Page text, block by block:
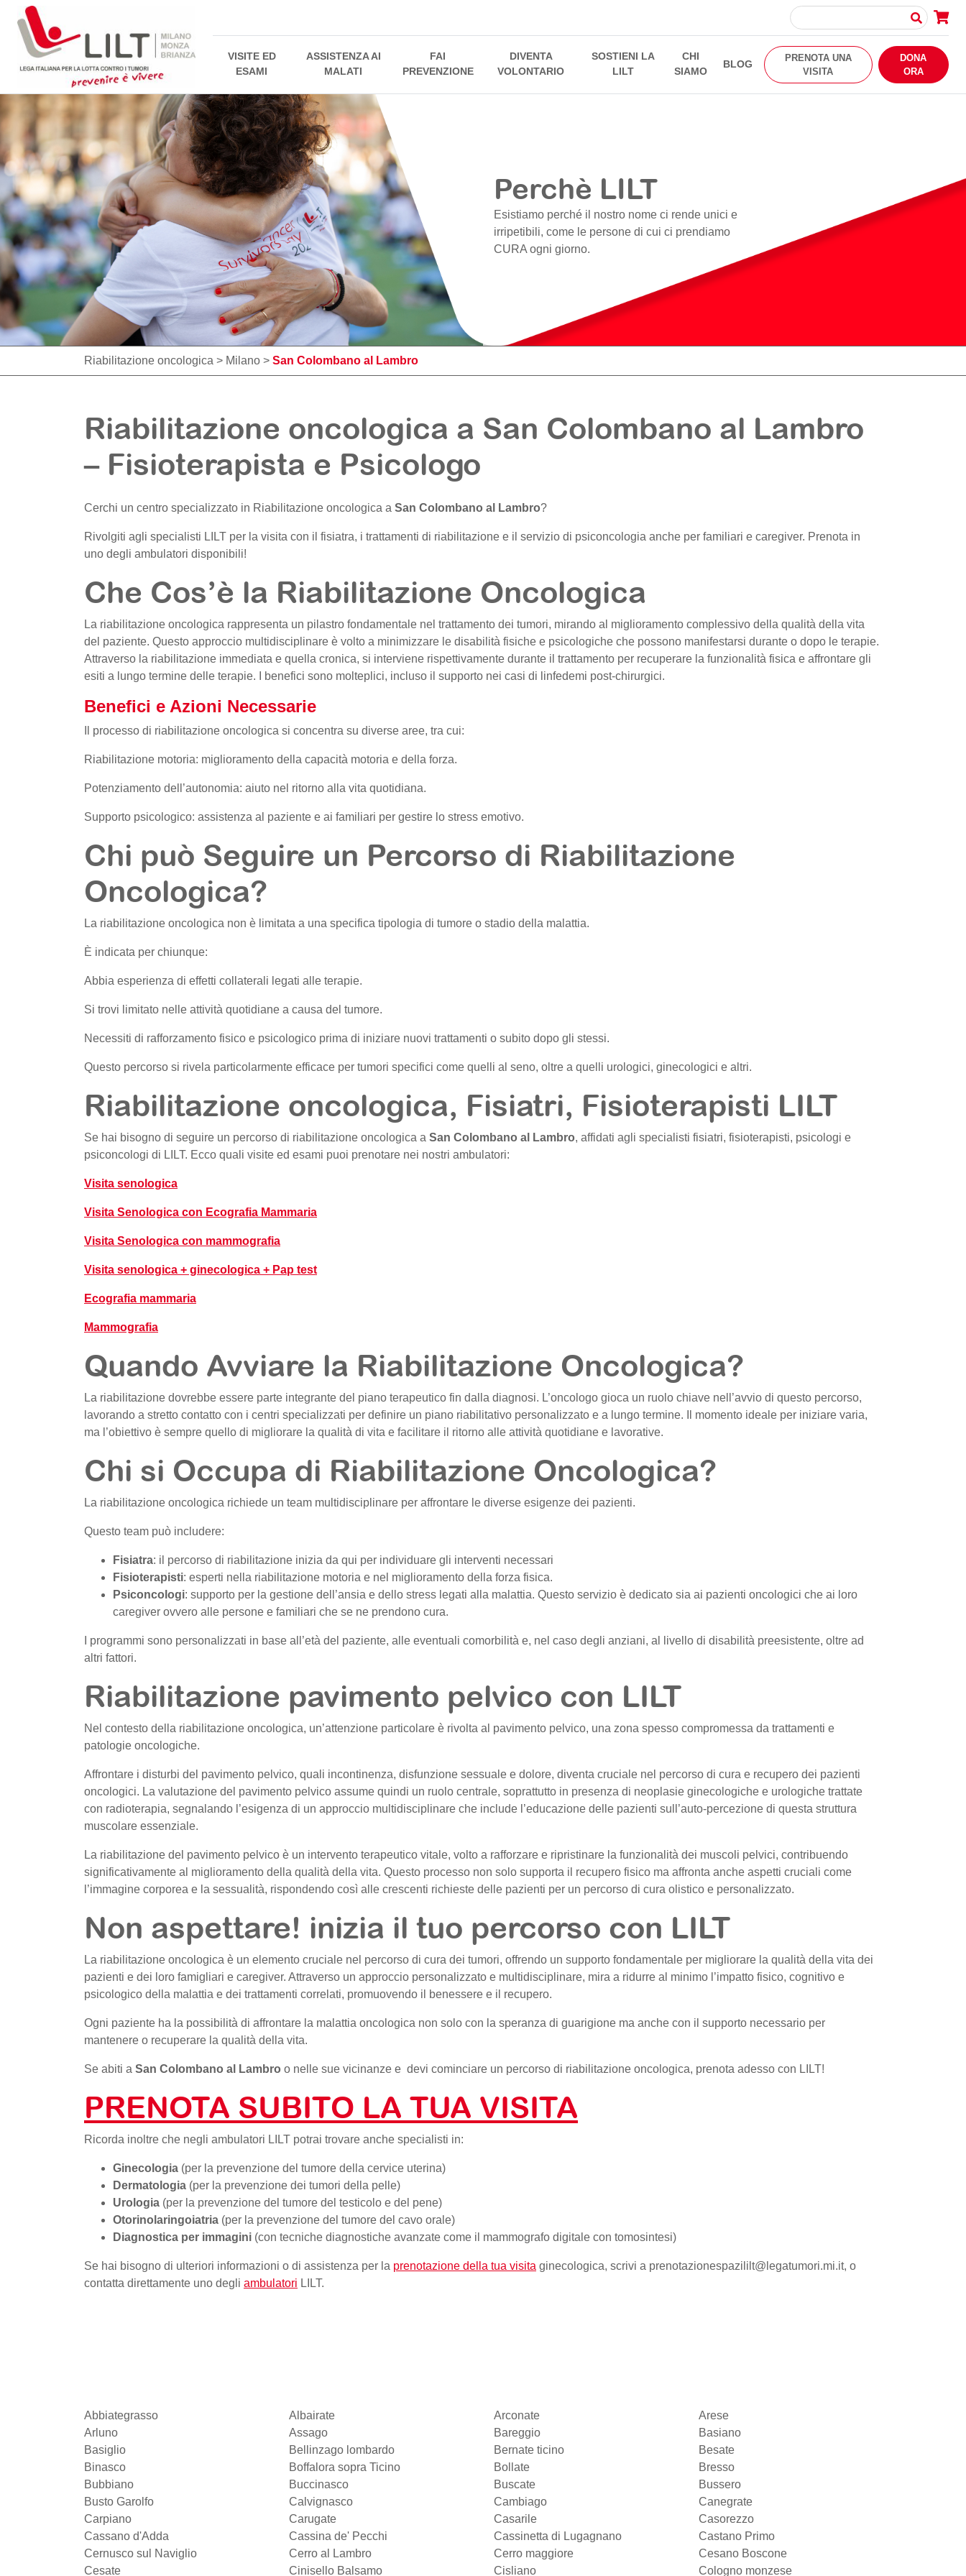
VISITE ED
ESAMI
ASSISTENZA AI
MALATI
FAI
PREVENZIONE
DIVENTA
VOLONTARIO
SOSTIENI LA
LILT
CHI
SIAMO
BLOG
PRENOTA UNA
VISITA
DONA
ORA
Perchè LILT
Esistiamo perché il nostro nome ci rende unici e
irripetibili, come le persone di cui ci prendiamo
CURA ogni giorno.
Riabilitazione oncologica > Milano > San Colombano al Lambro
Riabilitazione oncologica a San Colombano al Lambro
– Fisioterapista e Psicologo
Cerchi un centro specializzato in Riabilitazione oncologica a San Colombano al Lambro?
Rivolgiti agli specialisti LILT per la visita con il fisiatra, i trattamenti di riabilitazione e il servizio di psiconcologia anche per familiari e caregiver. Prenota in
uno degli ambulatori disponibili!
Che Cos’è la Riabilitazione Oncologica
La riabilitazione oncologica rappresenta un pilastro fondamentale nel trattamento dei tumori, mirando al miglioramento complessivo della qualità della vita
del paziente. Questo approccio multidisciplinare è volto a minimizzare le disabilità fisiche e psicologiche che possono manifestarsi durante o dopo le terapie.
Attraverso la riabilitazione immediata e quella cronica, si interviene rispettivamente durante il trattamento per recuperare la funzionalità fisica e affrontare gli
esiti a lungo termine delle terapie. I benefici sono molteplici, incluso il supporto nei casi di linfedemi post-chirurgici.
Benefici e Azioni Necessarie
Il processo di riabilitazione oncologica si concentra su diverse aree, tra cui:
Riabilitazione motoria: miglioramento della capacità motoria e della forza.
Potenziamento dell’autonomia: aiuto nel ritorno alla vita quotidiana.
Supporto psicologico: assistenza al paziente e ai familiari per gestire lo stress emotivo.
Chi può Seguire un Percorso di Riabilitazione
Oncologica?
La riabilitazione oncologica non è limitata a una specifica tipologia di tumore o stadio della malattia.
È indicata per chiunque:
Abbia esperienza di effetti collaterali legati alle terapie.
Si trovi limitato nelle attività quotidiane a causa del tumore.
Necessiti di rafforzamento fisico e psicologico prima di iniziare nuovi trattamenti o subito dopo gli stessi.
Questo percorso si rivela particolarmente efficace per tumori specifici come quelli al seno, oltre a quelli urologici, ginecologici e altri.
Riabilitazione oncologica, Fisiatri, Fisioterapisti LILT
Se hai bisogno di seguire un percorso di riabilitazione oncologica a San Colombano al Lambro, affidati agli specialisti fisiatri, fisioterapisti, psicologi e
psiconcologi di LILT. Ecco quali visite ed esami puoi prenotare nei nostri ambulatori:
Visita senologica
Visita Senologica con Ecografia Mammaria
Visita Senologica con mammografia
Visita senologica + ginecologica + Pap test
Ecografia mammaria
Mammografia
Quando Avviare la Riabilitazione Oncologica?
La riabilitazione dovrebbe essere parte integrante del piano terapeutico fin dalla diagnosi. L’oncologo gioca un ruolo chiave nell’avvio di questo percorso,
lavorando a stretto contatto con i centri specializzati per definire un piano riabilitativo personalizzato e a lungo termine. Il momento ideale per iniziare varia,
ma l’obiettivo è sempre quello di migliorare la qualità di vita e facilitare il ritorno alle attività quotidiane e lavorative.
Chi si Occupa di Riabilitazione Oncologica?
La riabilitazione oncologica richiede un team multidisciplinare per affrontare le diverse esigenze dei pazienti.
Questo team può includere:
Fisiatra: il percorso di riabilitazione inizia da qui per individuare gli interventi necessari
Fisioterapisti: esperti nella riabilitazione motoria e nel miglioramento della forza fisica.
Psiconcologi: supporto per la gestione dell’ansia e dello stress legati alla malattia. Questo servizio è dedicato sia ai pazienti oncologici che ai loro
caregiver ovvero alle persone e familiari che se ne prendono cura.
I programmi sono personalizzati in base all’età del paziente, alle eventuali comorbilità e, nel caso degli anziani, al livello di disabilità preesistente, oltre ad
altri fattori.
Riabilitazione pavimento pelvico con LILT
Nel contesto della riabilitazione oncologica, un’attenzione particolare è rivolta al pavimento pelvico, una zona spesso compromessa da trattamenti e
patologie oncologiche.
Affrontare i disturbi del pavimento pelvico, quali incontinenza, disfunzione sessuale e dolore, diventa cruciale nel percorso di cura e recupero dei pazienti
oncologici. La valutazione del pavimento pelvico assume quindi un ruolo centrale, soprattutto in presenza di neoplasie ginecologiche e urologiche trattate
con radioterapia, segnalando l’esigenza di un approccio multidisciplinare che include l’educazione delle pazienti sull’auto-percezione di questa struttura
muscolare essenziale.
La riabilitazione del pavimento pelvico è un intervento terapeutico vitale, volto a rafforzare e ripristinare la funzionalità dei muscoli pelvici, contribuendo
significativamente al miglioramento della qualità della vita. Questo processo non solo supporta il recupero fisico ma affronta anche aspetti cruciali come
l’immagine corporea e la sessualità, rispondendo così alle crescenti richieste delle pazienti per un percorso di cura olistico e personalizzato.
Non aspettare! inizia il tuo percorso con LILT
La riabilitazione oncologica è un elemento cruciale nel percorso di cura dei tumori, offrendo un supporto fondamentale per migliorare la qualità della vita dei
pazienti e dei loro famigliari e caregiver. Attraverso un approccio personalizzato e multidisciplinare, mira a ridurre al minimo l’impatto fisico, cognitivo e
psicologico della malattia e dei trattamenti correlati, promuovendo il benessere e il recupero.
Ogni paziente ha la possibilità di affrontare la malattia oncologica non solo con la speranza di guarigione ma anche con il supporto necessario per
mantenere o recuperare la qualità della vita.
Se abiti a San Colombano al Lambro o nelle sue vicinanze e devi cominciare un percorso di riabilitazione oncologica, prenota adesso con LILT!
PRENOTA SUBITO LA TUA VISITA
Ricorda inoltre che negli ambulatori LILT potrai trovare anche specialisti in:
Ginecologia (per la prevenzione del tumore della cervice uterina)
Dermatologia (per la prevenzione dei tumori della pelle)
Urologia (per la prevenzione del tumore del testicolo e del pene)
Otorinolaringoiatria (per la prevenzione del tumore del cavo orale)
Diagnostica per immagini (con tecniche diagnostiche avanzate come il mammografo digitale con tomosintesi)
Se hai bisogno di ulteriori informazioni o di assistenza per la prenotazione della tua visita ginecologica, scrivi a prenotazionespazililt@legatumori.mi.it, o
contatta direttamente uno degli ambulatori LILT.
Abbiategrasso Albairate Arconate
Arese
Arluno
Assago Bareggio
Basiano
Basiglio
Bellinzago lombardo Bernate ticino
Besate
Binasco
Boffalora sopra Ticino Bollate
Bresso
Bubbiano
Buccinasco Buscate
Bussero
Busto Garolfo
Calvignasco Cambiago
Canegrate
Carpiano
Carugate Casarile
Casorezzo
Cassano d'Adda
Cassina de' Pecchi Cassinetta di Lugagnano
Castano Primo
Cernusco sul Naviglio
Cerro al Lambro Cerro maggiore
Cesano Boscone
Cesate
Cinisello Balsamo Cisliano Cologno monzese